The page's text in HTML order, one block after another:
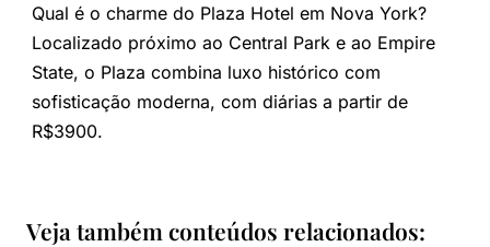
Qual é o charme do Plaza Hotel em Nova York?
Localizado próximo ao Central Park e ao Empire
State, o Plaza combina luxo histórico com
sofisticação moderna, com diárias a partir de
R$3900.
Veja também conteúdos relacionados: